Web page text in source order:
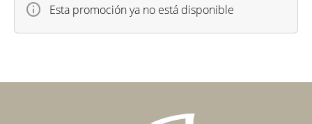
Esta promoción ya no está disponible